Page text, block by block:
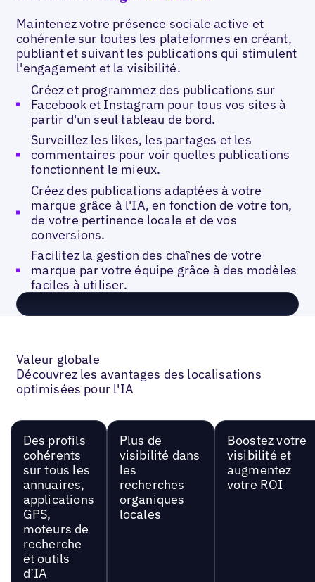
Maintenez votre présence sociale active et
cohérente sur toutes les plateformes en créant,
publiant et suivant les publications qui stimulent
l'engagement et la visibilité.
Créez et programmez des publications sur
Facebook et Instagram pour tous vos sites à
partir d'un seul tableau de bord.
Surveillez les likes, les partages et les
commentaires pour voir quelles publications
fonctionnent le mieux.
Créez des publications adaptées à votre
marque grâce à l'IA, en fonction de votre ton,
de votre pertinence locale et de vos
conversions.
Facilitez la gestion des chaînes de votre
marque par votre équipe grâce à des modèles
faciles à utiliser.
Valeur globale
Découvrez les avantages des localisations
optimisées pour l'IA
Des profils
cohérents
sur tous les
annuaires,
applications
GPS,
moteurs de
recherche
et outils
d’IA
Plus de
visibilité dans
les
recherches
organiques
locales
Boostez votre
visibilité et
augmentez
votre ROI